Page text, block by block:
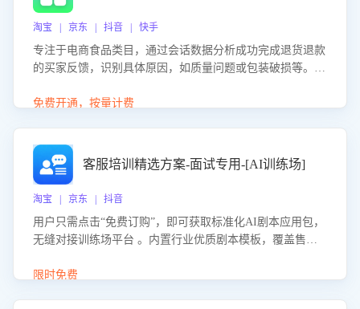
淘宝 | 京东 | 抖音 | 快手
专注于电商食品类目，通过会话数据分析成功完成退货退款
的买家反馈，识别具体原因，如质量问题或包装破损等。结
商家降低退款率，提升售后效率。
免费开通，按量计费
客服培训精选方案-面试专用-[AI训练场]
淘宝 | 京东 | 抖音
用户只需点击“免费订购”，即可获取标准化AI剧本应用包，
无缝对接训练场平台 。内置行业优质剧本模板，覆盖售前
初始化时间，助力企业快速启动智能客服训练
限时免费